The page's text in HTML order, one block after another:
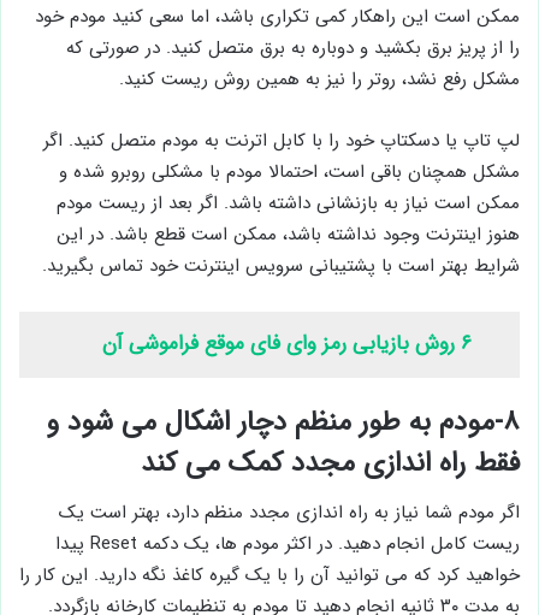
ممکن است این راهکار کمی تکراری باشد، اما سعی کنید مودم خود
را از پریز برق بکشید و دوباره به برق متصل کنید. در صورتی که
مشکل رفع نشد، روتر را نیز به همین روش ریست کنید.
لپ تاپ یا دسکتاپ خود را با کابل اترنت به مودم متصل کنید. اگر
مشکل همچنان باقی است، احتمالا مودم با مشکلی روبرو شده و
ممکن است نیاز به بازنشانی داشته باشد. اگر بعد از ریست مودم
هنوز اینترنت وجود نداشته باشد، ممکن است قطع باشد. در این
شرایط بهتر است با پشتیبانی سرویس اینترنت خود تماس بگیرید.
۶ روش بازیابی رمز وای فای موقع فراموشی آن
۸-مودم به طور منظم دچار اشکال می شود و
فقط راه اندازی مجدد کمک می کند
اگر مودم شما نیاز به راه اندازی مجدد منظم دارد، بهتر است یک
ریست کامل انجام دهید. در اکثر مودم ها، یک دکمه Reset پیدا
خواهید کرد که می توانید آن را با یک گیره کاغذ نگه دارید. این کار را
به مدت ۳۰ ثانیه انجام دهید تا مودم به تنظیمات کارخانه بازگردد.